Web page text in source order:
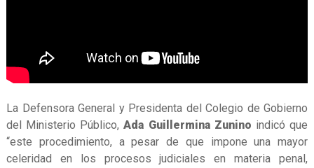
La Defensora General y Presidenta del Colegio de Gobierno
del Ministerio Público,Ada Guillermina Zunino indicó que
“este procedimiento, a pesar de que impone una mayor
celeridad en los procesos judiciales en materia penal,